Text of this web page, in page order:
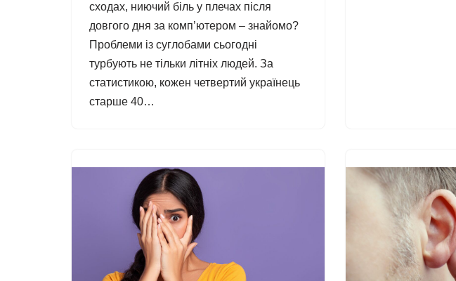
сходах, ниючий біль у плечах після
довгого дня за комп’ютером – знайомо?
Проблеми із суглобами сьогодні
турбують не тільки літніх людей. За
статистикою, кожен четвертий українець
старше 40…